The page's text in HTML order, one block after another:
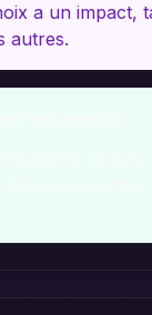
a un impact,
autres.